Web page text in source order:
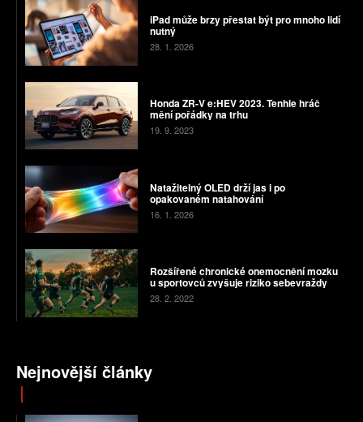
iPad může brzy přestat být pro mnoho lidí
nutný
28. 1. 2026
Honda ZR-V e:HEV 2023. Tenhle hráč
mění pořádky na trhu
19. 9. 2023
Natažitelný OLED drží jas i po
opakovaném natahování
16. 1. 2026
Rozšířené chronické onemocnění mozku
u sportovců zvyšuje riziko sebevraždy
28. 2. 2022
Nejnovější články